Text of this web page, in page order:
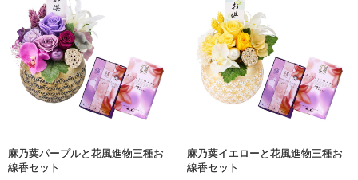
麻乃葉パープルと花風進物三種お
線香セット
麻乃葉イエローと花風進物三種お
線香セット